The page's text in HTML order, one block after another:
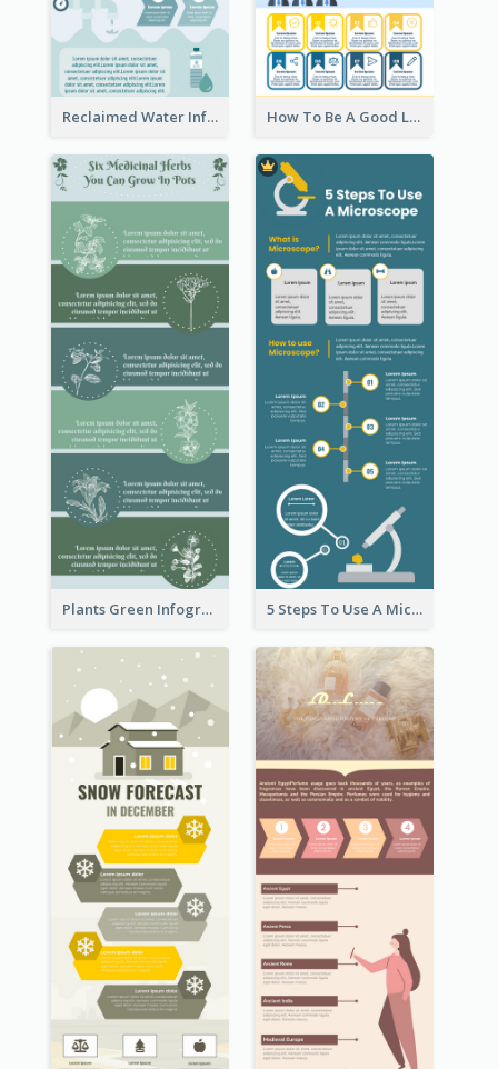
Reclaimed Water Infographic How To Be A Good Leader Infographic
Plants Green Infographic 5 Steps To Use A Microscope Infographic